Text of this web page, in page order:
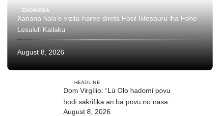
EKONOMIA
Xanana hala’o vizita-haree direta Fósil Iktosauru iha Foho
Lesululi Kailaku
August 8, 2026
HEADLINE
Dom Virgílio: “Lú Olo hadomi povu
hodi sakrifika an ba povu no nasaun
ho fuan”
August 8, 2026